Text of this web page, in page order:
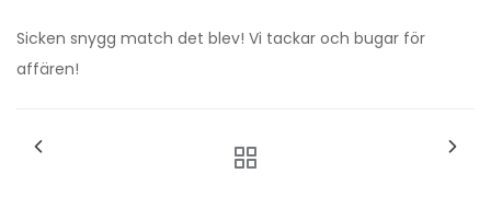
Sicken snygg match det blev! Vi tackar och bugar för
affären!